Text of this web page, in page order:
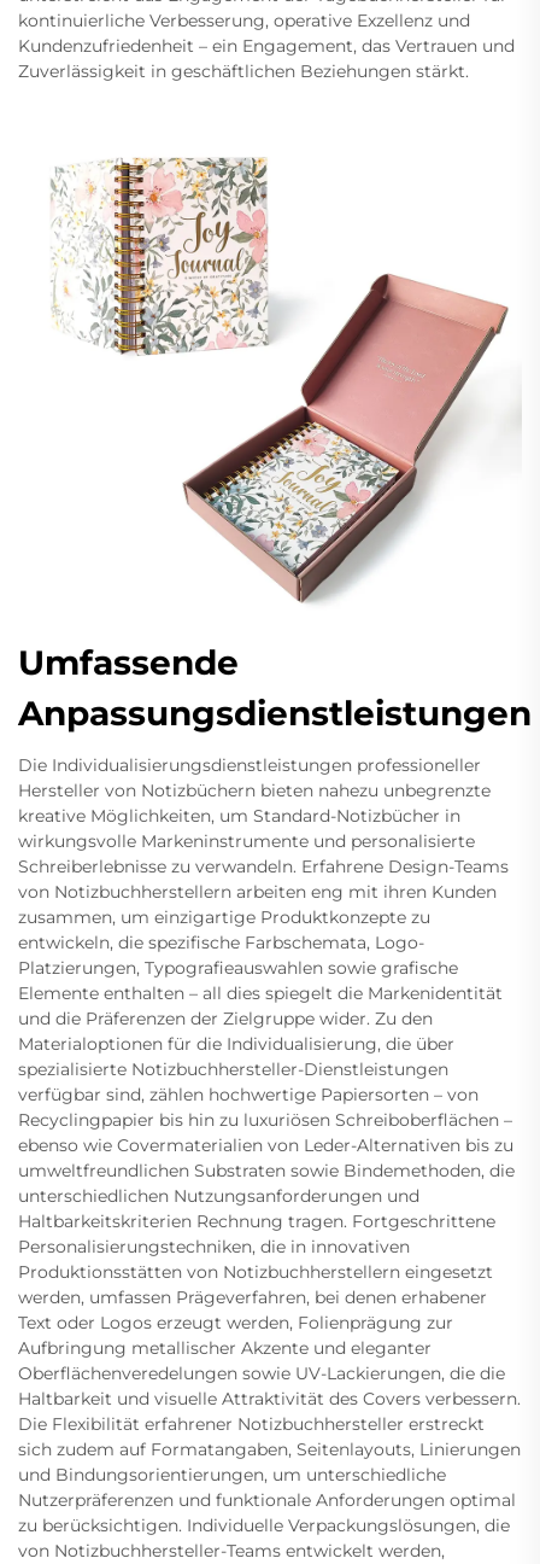
kontinuierliche Verbesserung, operative Exzellenz und
Kundenzufriedenheit – ein Engagement, das Vertrauen und
Zuverlässigkeit in geschäftlichen Beziehungen stärkt.
Umfassende
Anpassungsdienstleistungen
Die Individualisierungsdienstleistungen professioneller
Hersteller von Notizbüchern bieten nahezu unbegrenzte
kreative Möglichkeiten, um Standard-Notizbücher in
wirkungsvolle Markeninstrumente und personalisierte
Schreiberlebnisse zu verwandeln. Erfahrene Design-Teams
von Notizbuchherstellern arbeiten eng mit ihren Kunden
zusammen, um einzigartige Produktkonzepte zu
entwickeln, die spezifische Farbschemata, Logo-
Platzierungen, Typografieauswahlen sowie grafische
Elemente enthalten – all dies spiegelt die Markenidentität
und die Präferenzen der Zielgruppe wider. Zu den
Materialoptionen für die Individualisierung, die über
spezialisierte Notizbuchhersteller-Dienstleistungen
verfügbar sind, zählen hochwertige Papiersorten – von
Recyclingpapier bis hin zu luxuriösen Schreiboberflächen –
ebenso wie Covermaterialien von Leder-Alternativen bis zu
umweltfreundlichen Substraten sowie Bindemethoden, die
unterschiedlichen Nutzungsanforderungen und
Haltbarkeitskriterien Rechnung tragen. Fortgeschrittene
Personalisierungstechniken, die in innovativen
Produktionsstätten von Notizbuchherstellern eingesetzt
werden, umfassen Prägeverfahren, bei denen erhabener
Text oder Logos erzeugt werden, Folienprägung zur
Aufbringung metallischer Akzente und eleganter
Oberflächenveredelungen sowie UV-Lackierungen, die die
Haltbarkeit und visuelle Attraktivität des Covers verbessern.
Die Flexibilität erfahrener Notizbuchhersteller erstreckt
sich zudem auf Formatangaben, Seitenlayouts, Linierungen
und Bindungsorientierungen, um unterschiedliche
Nutzerpräferenzen und funktionale Anforderungen optimal
zu berücksichtigen. Individuelle Verpackungslösungen, die
von Notizbuchhersteller-Teams entwickelt werden,